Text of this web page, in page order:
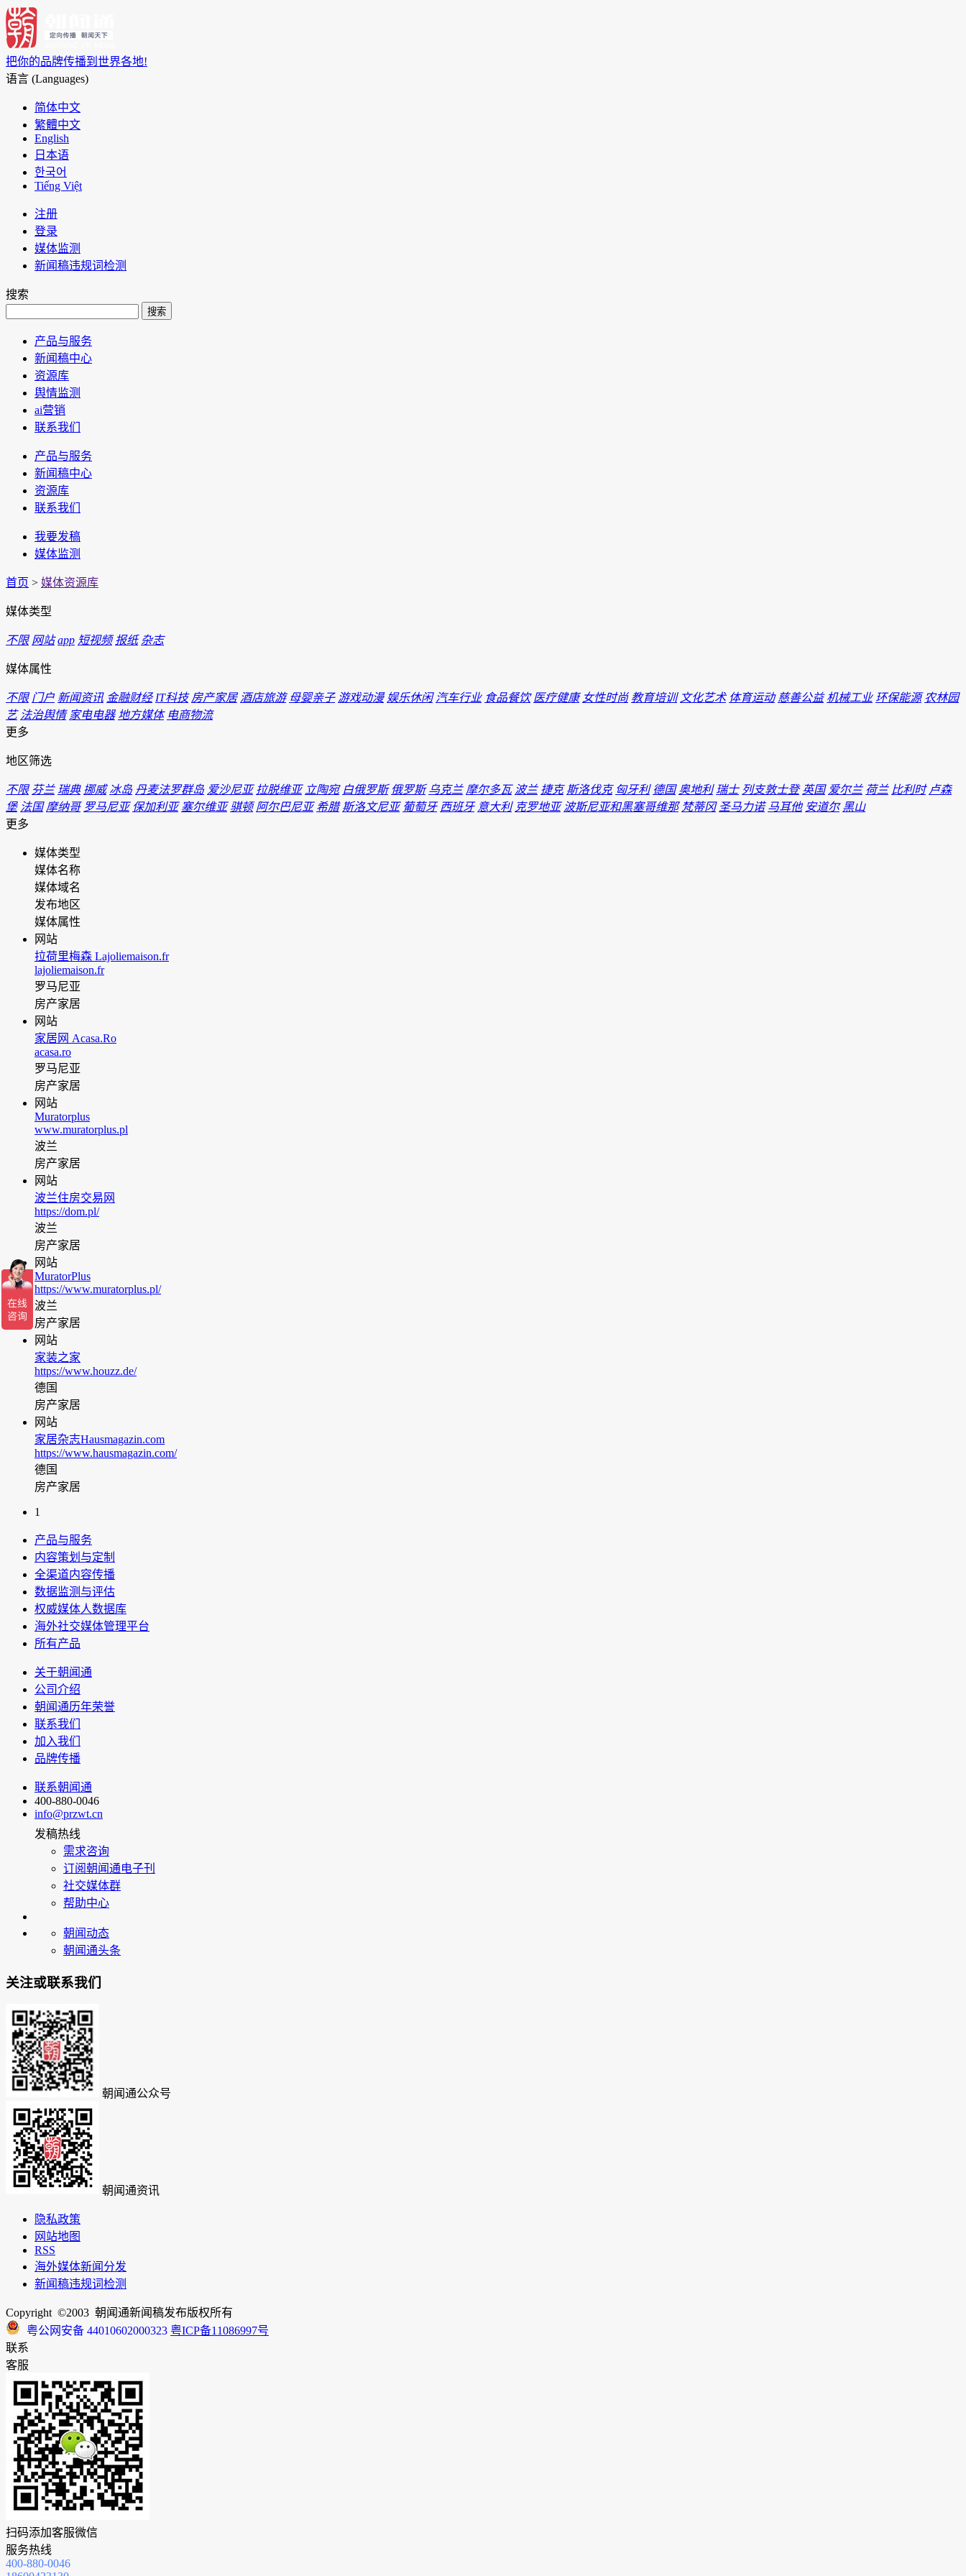
把你的品牌传播到世界各地!
语言 (Languages)
简体中文
繁體中文
English
日本语
한국어
Tiếng Việt
注册
登录
媒体监测
新闻稿违规词检测
搜索
搜索
产品与服务
新闻稿中心
资源库
舆情监测
ai营销
联系我们
产品与服务
新闻稿中心
资源库
联系我们
我要发稿
媒体监测
首页 > 媒体资源库
媒体类型
不限 网站 app 短视频 报纸 杂志
媒体属性
不限 门户 新闻资讯 金融财经 IT科技 房产家居 酒店旅游 母婴亲子 游戏动漫 娱乐休闲 汽车行业 食品餐饮 医疗健康 女性时尚 教育培训 文化艺术 体育运动 慈善公益 机械工业 环保能源 农林园
艺 法治舆情 家电电器 地方媒体 电商物流
更多
地区筛选
不限 芬兰 瑞典 挪威 冰岛 丹麦法罗群岛 爱沙尼亚 拉脱维亚 立陶宛 白俄罗斯 俄罗斯 乌克兰 摩尔多瓦 波兰 捷克 斯洛伐克 匈牙利 德国 奥地利 瑞士 列支敦士登 英国 爱尔兰 荷兰 比利时 卢森
堡 法国 摩纳哥 罗马尼亚 保加利亚 塞尔维亚 骐顿 阿尔巴尼亚 希腊 斯洛文尼亚 葡萄牙 西班牙 意大利 克罗地亚 波斯尼亚和黑塞哥维那 梵蒂冈 圣马力诺 马耳他 安道尔 黑山
更多
媒体类型
媒体名称
媒体域名
发布地区
媒体属性
网站
拉荷里梅森 Lajoliemaison.fr
lajoliemaison.fr
罗马尼亚
房产家居
网站
家居网 Acasa.Ro
acasa.ro
罗马尼亚
房产家居
网站
Muratorplus
www.muratorplus.pl
波兰
房产家居
网站
波兰住房交易网
https://dom.pl/
波兰
房产家居
网站
MuratorPlus
https://www.muratorplus.pl/
波兰
房产家居
网站
家装之家
https://www.houzz.de/
德国
房产家居
网站
家居杂志Hausmagazin.com
https://www.hausmagazin.com/
德国
房产家居
1
产品与服务
内容策划与定制
全渠道内容传播
数据监测与评估
权威媒体人数据库
海外社交媒体管理平台
所有产品
关于朝闻通
公司介绍
朝闻通历年荣誉
联系我们
加入我们
品牌传播
联系朝闻通
400-880-0046
info@przwt.cn
发稿热线
需求咨询
订阅朝闻通电子刊
社交媒体群
帮助中心
朝闻动态
朝闻通头条
关注或联系我们
朝闻通公众号
朝闻通资讯
隐私政策
网站地图
RSS
海外媒体新闻分发
新闻稿违规词检测
Copyright ©2003 朝闻通新闻稿发布版权所有
粤公网安备 44010602000323 粤ICP备11086997号
联系
客服
扫码添加客服微信
服务热线
400-880-0046